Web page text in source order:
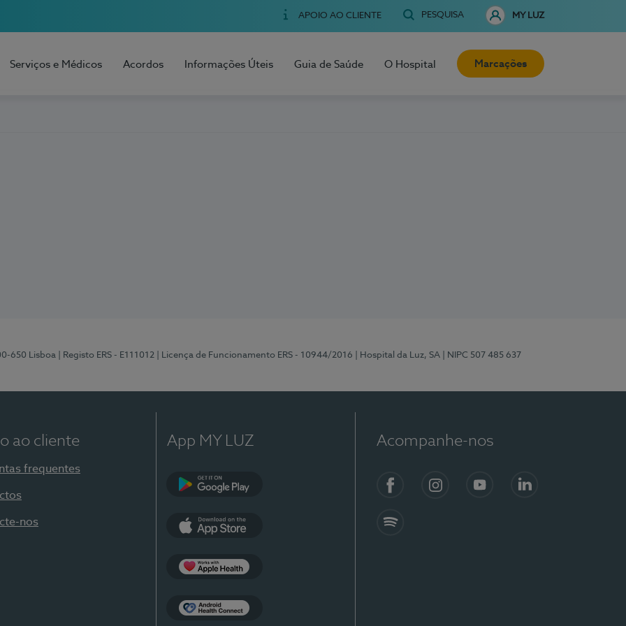
APOIO AO CLIENTE PESQUISA MY LUZ
Serviços e Médicos Acordos Informações Úteis Guia de Saúde O Hospital Marcações
650 Lisboa | Registo ERS - E111012 | Licença de Funcionamento ERS - 10944/2016 | Hospital da Luz, SA | NIPC 507 485 637
ao cliente
frequentes
nos
App MY LUZ Acompanhe-nos